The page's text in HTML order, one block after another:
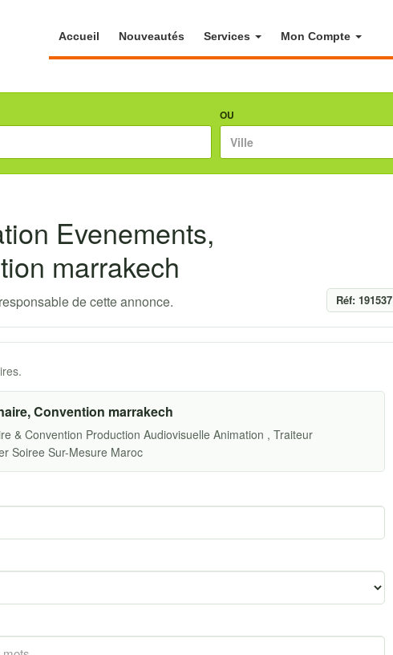
Accueil Nouveautés Services Mon Compte
OU
Evenements,
marrakech
de cette annonce. Réf: 191537
Convention marrakech
& Convention Production Audiovisuelle Animation , Traiteur
Soiree Sur-Mesure Maroc